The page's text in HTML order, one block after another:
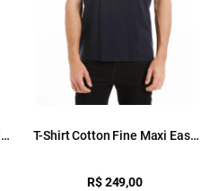
T-Shirt Cotton Fine Maxi Easa
R$ 249,00